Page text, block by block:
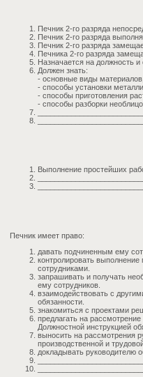
Печник 2-го разряда
Печник 2-го разряда
Печник 2-го разряда
Печника 2-го разряда
Назначается на должность
Должен знать:
- основные виды
- способы установки
- способы приготовления
- способы разборки
Выполнение простейших
Печник имеет право:
давать подчиненным ему
контролировать
сотрудниками.
запрашивать и получать
ему сотрудников.
взаимодействовать с
обязанности.
знакомиться с проектами
предлагать на
Должностной инструкцией
выносить на рассмотрения
производственной и
докладывать руководителю